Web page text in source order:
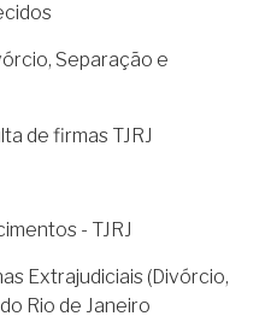
Separação e
de firmas TJRJ
- TJRJ
Extrajudiciais (Divórcio,
Rio de Janeiro